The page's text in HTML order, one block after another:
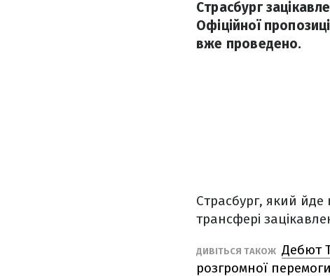
Страсбург
Офіційної
вже проведено.
Страсбург, який йде
трансфері
ДИВІТЬСЯ ТАКОЖ Дебют
розгромної перемоги